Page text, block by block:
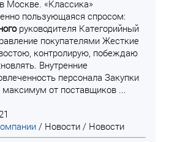
Москве. «Классика»
пользующаяся спросом:
руководителя Категорийный
покупателями Жесткие
контролирую, побеждаю
Внутренние
персонала Закупки
максимум от поставщиков ...
/ Новости / Новости